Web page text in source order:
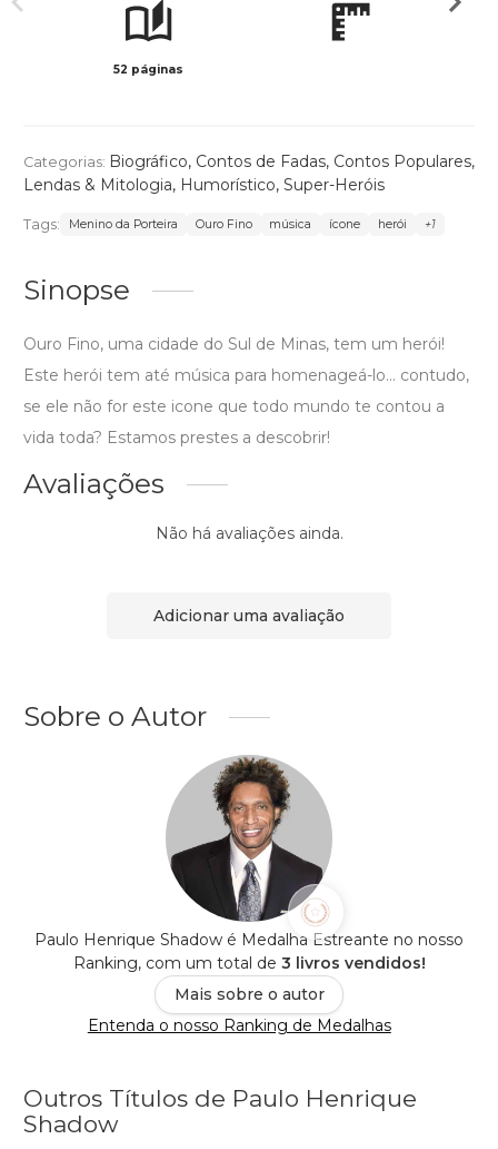
52 páginas
Categorias: Biográfico, Contos de Fadas, Contos Populares,
Lendas & Mitologia, Humorístico, Super-Heróis
Tags: Menino da Porteira Ouro Fino música ícone herói +1
Sinopse
Ouro Fino, uma cidade do Sul de Minas, tem um herói!
Este herói tem até música para homenageá-lo... contudo,
se ele não for este icone que todo mundo te contou a
vida toda? Estamos prestes a descobrir!
Avaliações
Não há avaliações ainda.
Adicionar uma avaliação
Sobre o Autor
Paulo Henrique Shadow é Medalha Estreante no nosso
Ranking, com um total de 3 livros vendidos!
Mais sobre o autor
Entenda o nosso Ranking de Medalhas
Outros Títulos de Paulo Henrique
Shadow